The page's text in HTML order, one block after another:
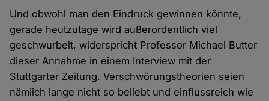
Und obwohl man den Eindruck gewinnen könnte,
gerade heutzutage wird außerordentlich viel
geschwurbelt, widerspricht Professor Michael Butter
dieser Annahme in einem Interview mit der
Stuttgarter Zeitung. Verschwörungstheorien seien
nämlich lange nicht so beliebt und einflussreich wie